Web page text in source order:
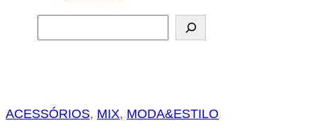
e
i
ACESSÓRIOS, MIX, MODA&ESTILO